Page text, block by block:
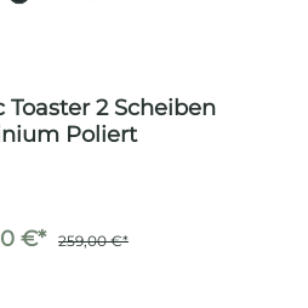
Toaster 2 Scheiben
Poliert
€* 259,00 €*